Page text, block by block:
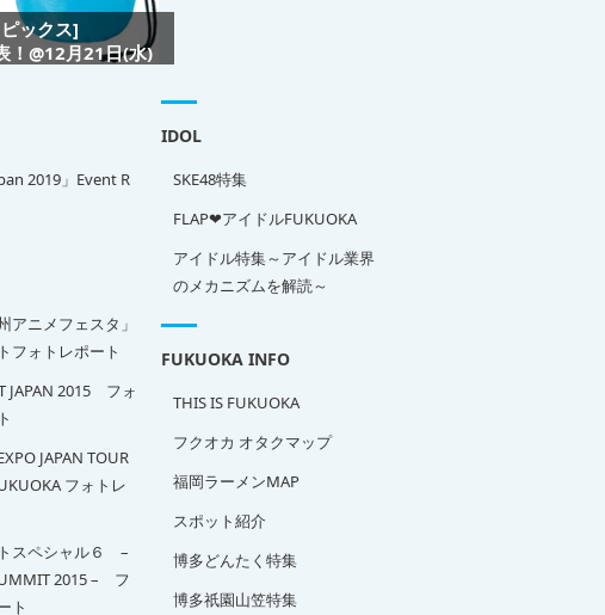
ックス]
！@12月21日(水)
2019」Event R
IDOL
SKE48特集
FLAP❤アイドルFUKUOKA
アイドル特集～アイドル業界
のメカニズムを解読～
アニメフェスタ」
フォトレポート
JAPAN 2015 フォ
JAPAN TOUR
フォトレ
スペシャル６ –
2015 – フ
ト
FUKUOKA INFO
THIS IS FUKUOKA
フクオカ オタクマップ
福岡ラーメンMAP
スポット紹介
博多どんたく特集
博多祇園山笠特集